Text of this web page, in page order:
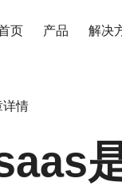
页 产品 解决
详情